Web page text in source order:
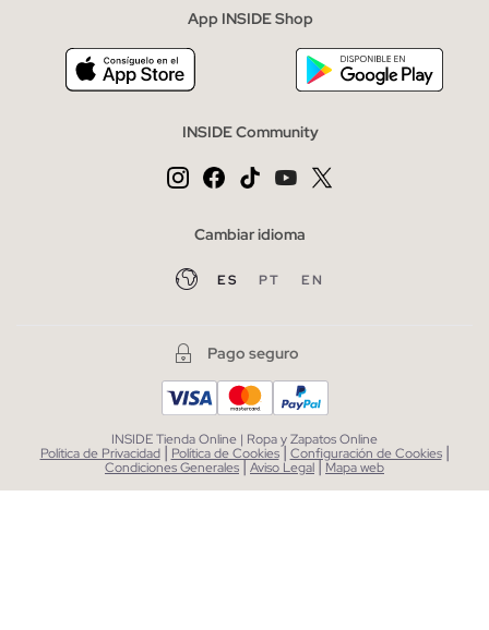
App INSIDE Shop
INSIDE Community
Cambiar idioma
ES PT EN
Pago seguro
INSIDE Tienda Online | Ropa y Zapatos Online
Política de Privacidad | Política de Cookies| Configuración de Cookies |
Condiciones Generales|Aviso Legal| Mapa web